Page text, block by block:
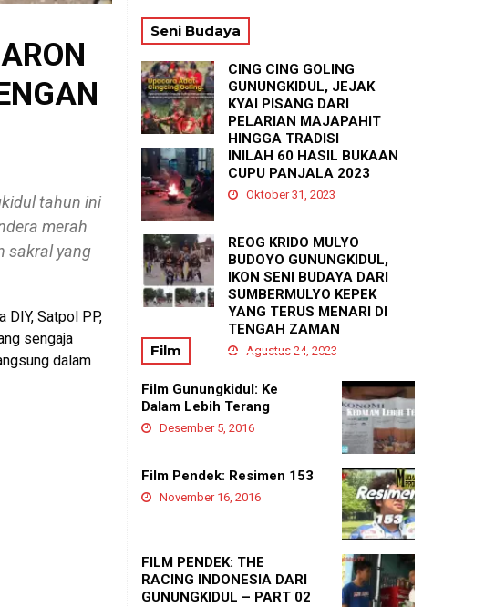
tahun ini
merah
sakral yang
Satpol PP,
sengaja
dalam
Seni Budaya
CING CING GOLING
GUNUNGKIDUL, JEJAK
KYAI PISANG DARI
PELARIAN MAJAPAHIT
HINGGA TRADISI
TASYAKURAN
PADUKUHAN GEDANGAN
Agustus 21, 2025
INILAH 60 HASIL BUKAAN
CUPU PANJALA 2023
Oktober 31, 2023
REOG KRIDO MULYO
BUDOYO GUNUNGKIDUL,
IKON SENI BUDAYA DARI
SUMBERMULYO KEPEK
YANG TERUS MENARI DI
TENGAH ZAMAN
Agustus 24, 2023
Film
Film Gunungkidul: Ke
Dalam Lebih Terang
Desember 5, 2016
Film Pendek: Resimen 153
November 16, 2016
FILM PENDEK: THE
RACING INDONESIA DARI
GUNUNGKIDUL – PART 02